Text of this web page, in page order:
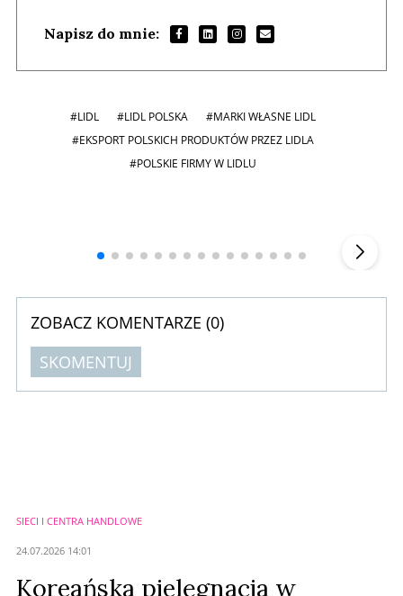
Napisz do mnie:
#LIDL #LIDL POLSKA
#MARKI WŁASNE LIDL
#EKSPORT POLSKICH PRODUKTÓW PRZEZ LIDLA
#POLSKIE FIRMY W LIDLU
ZOBACZ KOMENTARZE (0)
SKOMENTUJ
SIECI I CENTRA HANDLOWE
24.07.2026 14:01
Koreańska pielęgnacja w